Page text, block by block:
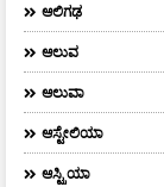
ಆಲಿಗಢ
ಆಲುವ
ಆಲುವಾ
ಆಸ್ಟೇಲಿಯಾ
ಆಸ್ಟ್ರಿಯಾ